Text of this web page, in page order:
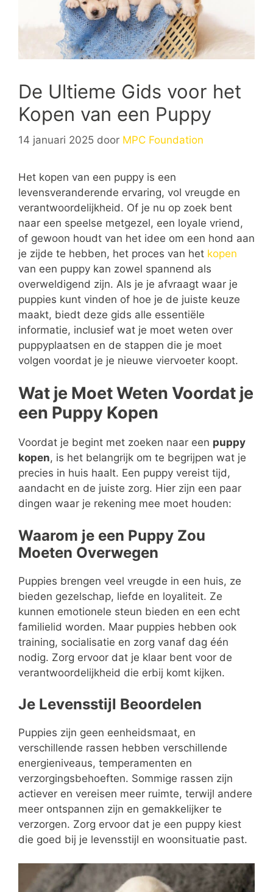
De Ultieme Gids voor het
Kopen van een Puppy
14 januari 2025 door MPC Foundation
Het kopen van een puppy is een
levensveranderende ervaring, vol vreugde en
verantwoordelijkheid. Of je nu op zoek bent
naar een speelse metgezel, een loyale vriend,
of gewoon houdt van het idee om een hond aan
je zijde te hebben, het proces van het kopen
van een puppy kan zowel spannend als
overweldigend zijn. Als je je afvraagt waar je
puppies kunt vinden of hoe je de juiste keuze
maakt, biedt deze gids alle essentiële
informatie, inclusief wat je moet weten over
puppyplaatsen en de stappen die je moet
volgen voordat je je nieuwe viervoeter koopt.
Wat je Moet Weten Voordat je
een Puppy Kopen
Voordat je begint met zoeken naar een puppy
kopen, is het belangrijk om te begrijpen wat je
precies in huis haalt. Een puppy vereist tijd,
aandacht en de juiste zorg. Hier zijn een paar
dingen waar je rekening mee moet houden:
Waarom je een Puppy Zou
Moeten Overwegen
Puppies brengen veel vreugde in een huis, ze
bieden gezelschap, liefde en loyaliteit. Ze
kunnen emotionele steun bieden en een echt
familielid worden. Maar puppies hebben ook
training, socialisatie en zorg vanaf dag één
nodig. Zorg ervoor dat je klaar bent voor de
verantwoordelijkheid die erbij komt kijken.
Je Levensstijl Beoordelen
Puppies zijn geen eenheidsmaat, en
verschillende rassen hebben verschillende
energieniveaus, temperamenten en
verzorgingsbehoeften. Sommige rassen zijn
actiever en vereisen meer ruimte, terwijl andere
meer ontspannen zijn en gemakkelijker te
verzorgen. Zorg ervoor dat je een puppy kiest
die goed bij je levensstijl en woonsituatie past.